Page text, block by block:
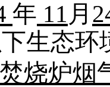
年 11 月
生态环
焚烧炉烟